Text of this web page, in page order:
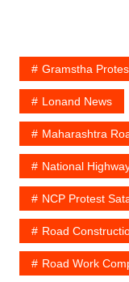
Gramstha
Lonand News
Maharashtra
National
NCP Protest
Road
Road Work